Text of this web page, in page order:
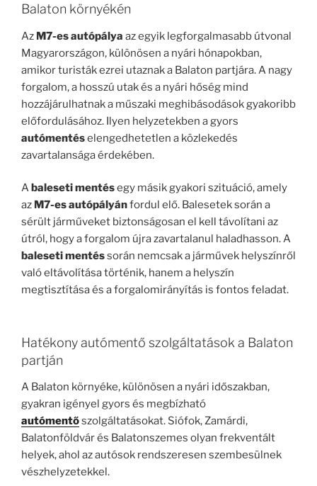
Balaton környékén
Az M7-es autópálya az egyik legforgalmasabb útvonal
Magyarországon, különösen a nyári hónapokban,
amikor turisták ezrei utaznak a Balaton partjára. A nagy
forgalom, a hosszú utak és a nyári hőség mind
hozzájárulhatnak a műszaki meghibásodások gyakoribb
előfordulásához. Ilyen helyzetekben a gyors
autómentéselengedhetetlen a közlekedés
zavartalansága érdekében.
A baleseti mentésegy másik gyakori szituáció, amely
az M7-es autópályánfordul elő. Balesetek során a
sérült járműveket biztonságosan el kell távolítani az
útról, hogy a forgalom újra zavartalanul haladhasson. A
baleseti mentéssorán nemcsak a járművek helyszínről
való eltávolítása történik, hanem a helyszín
megtisztítása és a forgalomirányítás is fontos feladat.
Hatékony autómentő szolgáltatások a Balaton
partján
A Balaton környéke, különösen a nyári időszakban,
gyakran igényel gyors és megbízható
autómentőszolgáltatásokat. Siófok, Zamárdi,
Balatonföldvár és Balatonszemes olyan frekventált
helyek, ahol az autósok rendszeresen szembesülnek
vészhelyzetekkel.